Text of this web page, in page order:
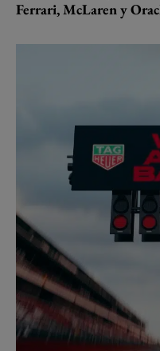
Ferrari, McLaren y